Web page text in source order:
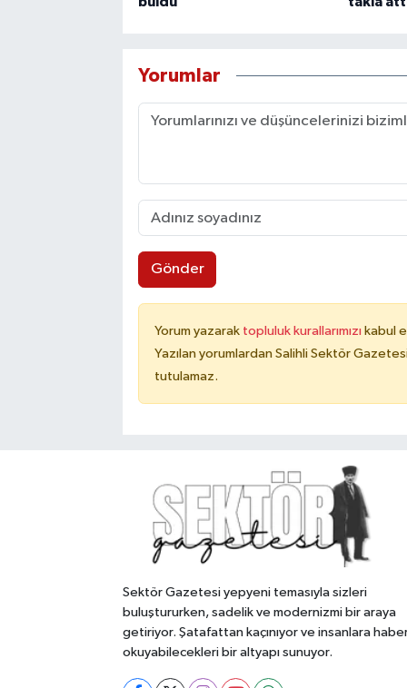
Yorumlar
Gönder
Yorum yazarak topluluk kurallarımızı kabul
Yazılan yorumlardan Salihli Sektör
tutulamaz.
Sektör Gazetesi yepyeni temasıyla sizleri
buluştururken, sadelik ve modernizmi bir araya
getiriyor. Şatafattan kaçınıyor ve insanlara
okuyabilecekleri bir altyapı sunuyor.